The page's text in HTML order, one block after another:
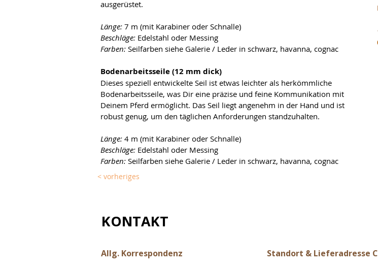
ausgerüstet.
Länge: 7 m (mit Karabiner oder Schnalle)
Beschläge: Edelstahl oder Messing
Farben: Seilfarben siehe Galerie / Leder in schwarz, havanna, cognac
Bodenarbeitsseile (12 mm dick)
Dieses speziell entwickelte Seil ist etwas leichter als herkömmliche
Bodenarbeitsseile, was Dir eine präzise und feine Kommunikation mit
Deinem Pferd ermöglicht. Das Seil liegt angenehm in der Hand und ist
robust genug, um den täglichen Anforderungen standzuhalten.
Länge: 4 m (mit Karabiner oder Schnalle)
Beschläge: Edelstahl oder Messing
Farben: Seilfarben siehe Galerie / Leder in schwarz, havanna, cognac
< vorheriges
KONTAKT
Allg. Korrespondenz Standort & Lieferadresse